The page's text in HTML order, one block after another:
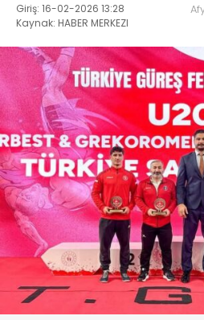
Giriş: 16-02-2026 13:28
Kaynak: HABER MERKEZI